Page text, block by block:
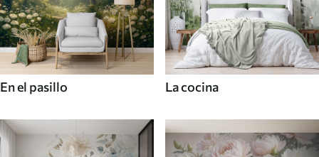
En el pasillo La cocina